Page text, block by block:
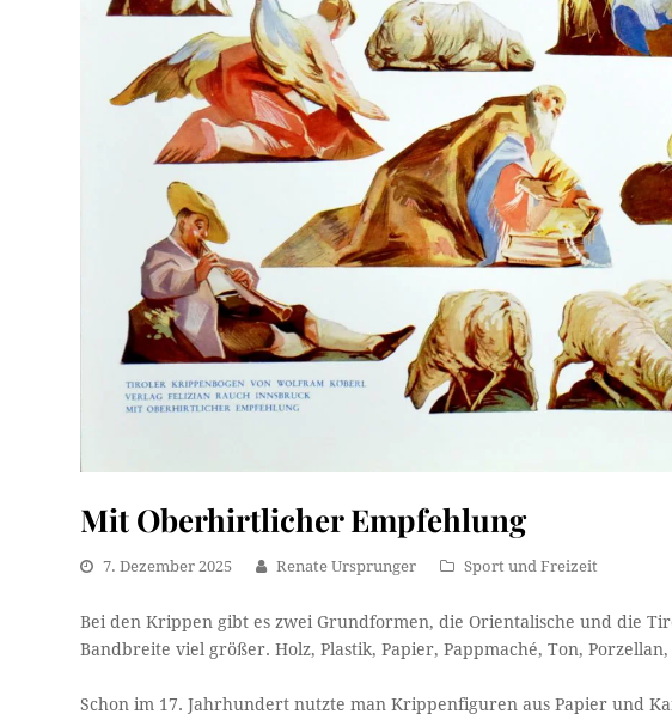
Mit Oberhirtlicher Empfehlung
7. Dezember 2025 Renate Ursprunger Sport und Freizeit
Bei den Krippen gibt es zwei Grundformen, die Orientalische und die
Bandbreite viel größer. Holz, Plastik, Papier, Pappmaché, Ton, Porzellan,
Schon im 17. Jahrhundert nutzte man Krippenfiguren aus Papier und